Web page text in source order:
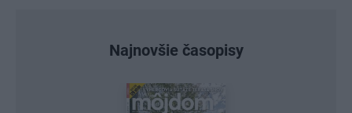
Najnovšie časopisy